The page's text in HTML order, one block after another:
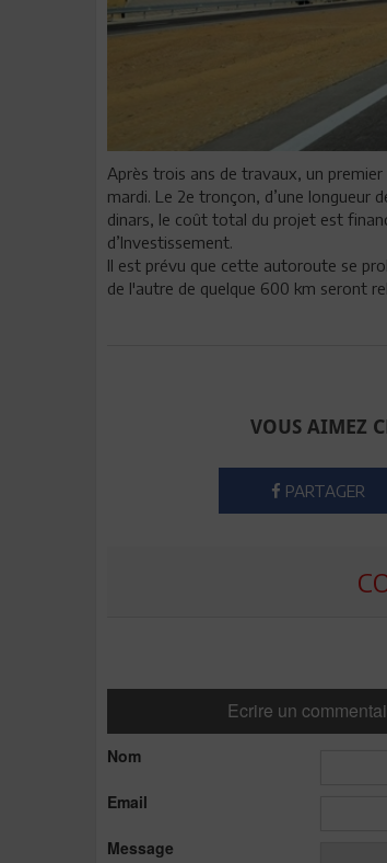
Après trois ans de travaux, un
mardi. Le 2e tronçon, d’une longueur
dinars, le coût total du projet est
d’Investissement.
Il est prévu que cette autoroute se
de l'autre de quelque 600 km seront
VOUS AIMEZ
PARTAGER
Ecrire un
Nom
Email
Message